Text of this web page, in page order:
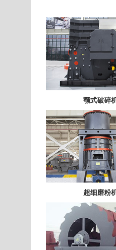
颚式破碎
超细磨粉